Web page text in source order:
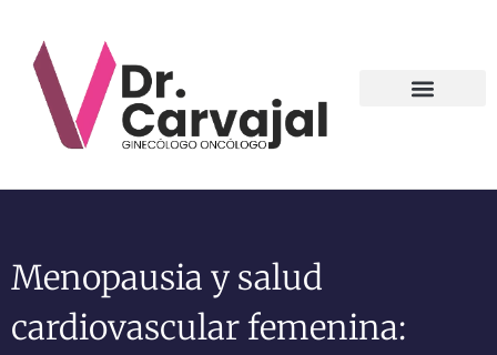
Menopausia y salud
cardiovascular femenina: